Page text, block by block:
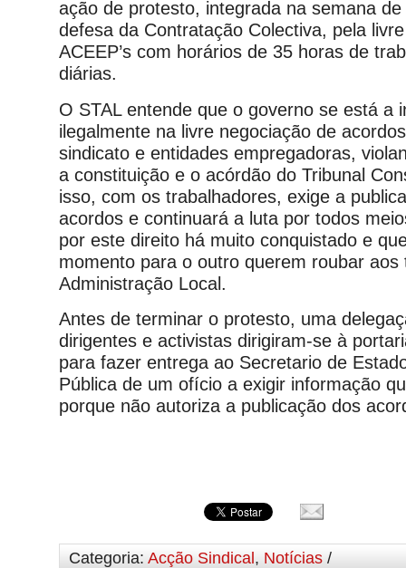
ação de protesto, integrada na semana
defesa da Contratação Colectiva, pela
ACEEP’s com horários de 35 horas de
diárias.
O STAL entende que o governo se está a
ilegalmente na livre negociação de
sindicato e entidades empregadoras,
a constituição e o acórdão do Tribunal
isso, com os trabalhadores, exige a
acordos e continuará a luta por todos
por este direito há muito conquistado e
momento para o outro querem roubar aos
Administração Local.
Antes de terminar o protesto, uma
dirigentes e activistas dirigiram-se à
para fazer entrega ao Secretario de
Pública de um ofício a exigir informação
porque não autoriza a publicação dos
Categoria: Acção Sindical , Notícias /